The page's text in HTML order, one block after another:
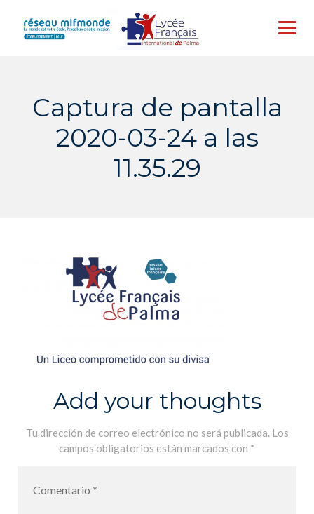
content
Captura de pantalla
2020-03-24 a las
11.35.29
Add your thoughts
Tu dirección de correo electrónico no será publicada. Los
campos obligatorios están marcados con *